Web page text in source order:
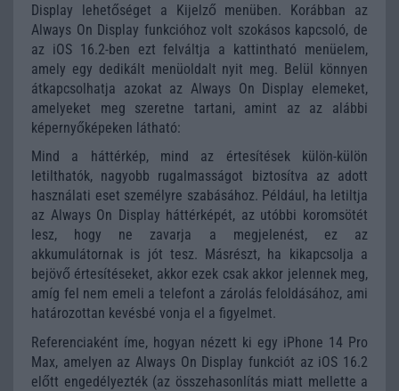
Display lehetőséget a Kijelző menüben. Korábban az
Always On Display funkcióhoz volt szokásos kapcsoló, de
az iOS 16.2-ben ezt felváltja a kattintható menüelem,
amely egy dedikált menüoldalt nyit meg. Belül könnyen
átkapcsolhatja azokat az Always On Display elemeket,
amelyeket meg szeretne tartani, amint az az alábbi
képernyőképeken látható:
Mind a háttérkép, mind az értesítések külön-külön
letilthatók, nagyobb rugalmasságot biztosítva az adott
használati eset személyre szabásához. Például, ha letiltja
az Always On Display háttérképét, az utóbbi koromsötét
lesz, hogy ne zavarja a megjelenést, ez az
akkumulátornak is jót tesz. Másrészt, ha kikapcsolja a
bejövő értesítéseket, akkor ezek csak akkor jelennek meg,
amíg fel nem emeli a telefont a zárolás feloldásához, ami
határozottan kevésbé vonja el a figyelmet.
Referenciaként íme, hogyan nézett ki egy iPhone 14 Pro
Max, amelyen az Always On Display funkciót az iOS 16.2
előtt engedélyezték (az összehasonlítás miatt mellette a